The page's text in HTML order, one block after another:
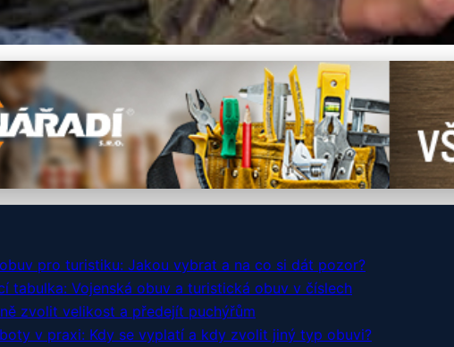
Boty na Turistiku:
čtení · Autor: Tomáš Novák
pro turistiku: Jakou vybrat a na co si dát pozor?
tabulka: Vojenská obuv a turistická obuv v číslech
zvolit velikost a předejít puchýřům
v praxi: Kdy se vyplatí a kdy zvolit jiný typ obuvi?